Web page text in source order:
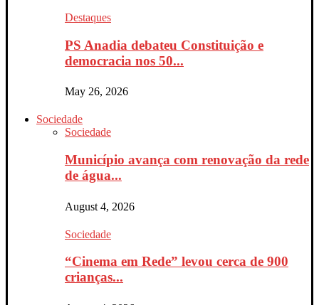
Destaques
PS Anadia debateu Constituição e
democracia nos 50...
May 26, 2026
Sociedade
Sociedade
Município avança com renovação da rede
de água...
August 4, 2026
Sociedade
“Cinema em Rede” levou cerca de 900
crianças...